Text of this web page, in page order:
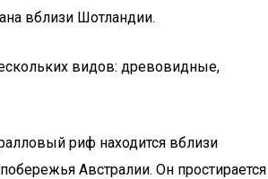
вблизи Шотландии.
видов: древовидные,
риф находится вблизи
Австралии. Он простирается